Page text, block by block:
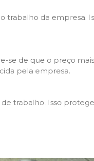
trabalho da empresa.
se de que o preço
pela empresa.
trabalho. Isso